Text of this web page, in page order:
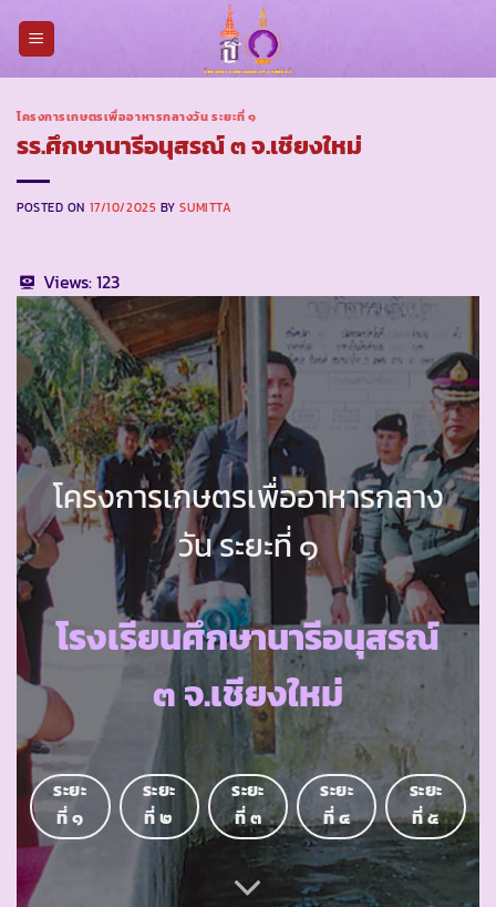
โครงการเกษตรเพื่ออาหารกลางวัน ระยะที่ ๑
รร.ศึกษานารีอนุสรณ์ ๓ จ.เชียงใหม่
POSTED ON 17/10/2025 BYSUMITTA
Views:123
โครงการเกษตรเพื่ออาหารกลาง
วัน ระยะที่ ๑
โรงเรียนศึกษานารีอนุสรณ์
๓ จ.เชียงใหม่
ระยะ
ที่ ๑
ระยะ
ที่ ๒
ระยะ
ที่ ๓
ระยะ
ที่ ๔
ระยะ
ที่ ๕